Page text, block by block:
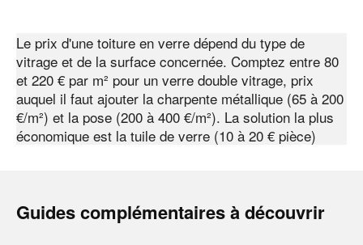
Le prix d'une toiture en verre dépend du type de
vitrage et de la surface concernée. Comptez entre 80
et 220 € par m² pour un verre double vitrage, prix
auquel il faut ajouter la charpente métallique (65 à 200
€/m²) et la pose (200 à 400 €/m²). La solution la plus
économique est la tuile de verre (10 à 20 € pièce)
Guides complémentaires à découvrir